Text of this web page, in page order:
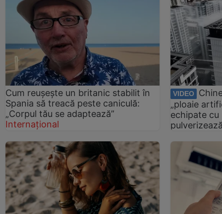
Cum reușește un britanic stabilit în
Spania să treacă peste caniculă:
„Corpul tău se adaptează”
Internațional
VIDEO
„ploaie
echipate